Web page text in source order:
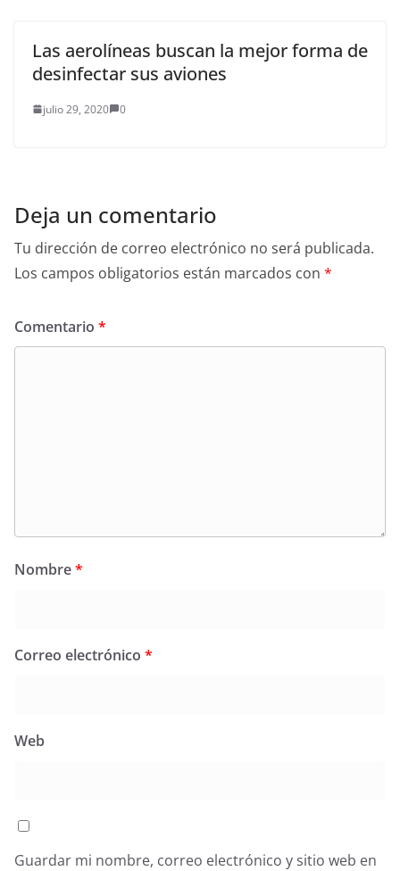
Las aerolíneas buscan la mejor forma de
desinfectar sus aviones
julio 29, 2020 0
Deja un comentario
Tu dirección de correo electrónico no será publicada.
Los campos obligatorios están marcados con *
Comentario *
Nombre*
Correo electrónico *
Web
Guardar mi nombre, correo electrónico y sitio web en